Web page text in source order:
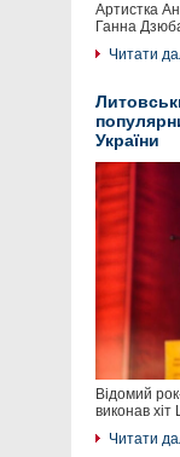
Артистка
Ганна
Читати
України
Відомий
виконав хіт
Читати